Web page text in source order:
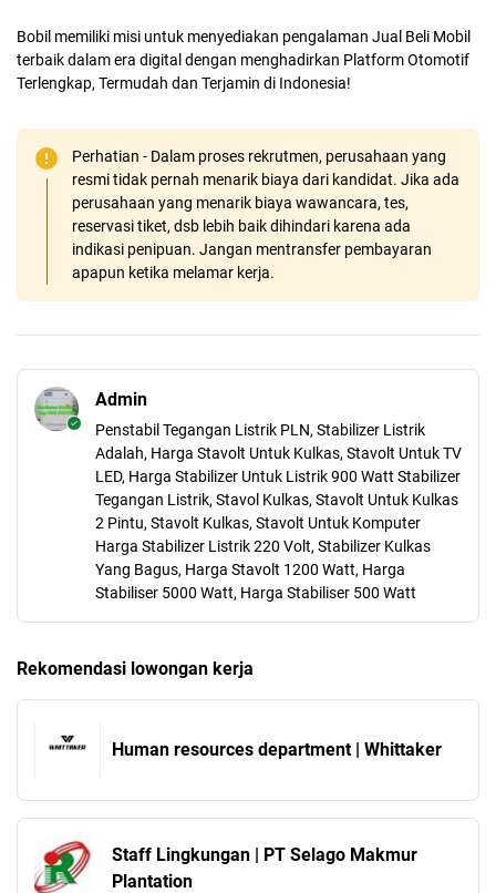
Bobil memiliki misi untuk menyediakan pengalaman Jual Beli Mobil
terbaik dalam era digital dengan menghadirkan Platform Otomotif
Terlengkap, Termudah dan Terjamin di Indonesia!
Perhatian - Dalam proses rekrutmen, perusahaan yang
resmi tidak pernah menarik biaya dari kandidat. Jika ada
perusahaan yang menarik biaya wawancara, tes,
reservasi tiket, dsb lebih baik dihindari karena ada
indikasi penipuan. Jangan mentransfer pembayaran
apapun ketika melamar kerja.
Admin
Penstabil Tegangan Listrik PLN, Stabilizer Listrik
Adalah, Harga Stavolt Untuk Kulkas, Stavolt Untuk TV
LED, Harga Stabilizer Untuk Listrik 900 Watt Stabilizer
Tegangan Listrik, Stavol Kulkas, Stavolt Untuk Kulkas
2 Pintu, Stavolt Kulkas, Stavolt Untuk Komputer
Harga Stabilizer Listrik 220 Volt, Stabilizer Kulkas
Yang Bagus, Harga Stavolt 1200 Watt, Harga
Stabiliser 5000 Watt, Harga Stabiliser 500 Watt
Rekomendasi lowongan kerja
Human resources department | Whittaker
Staff Lingkungan | PT Selago Makmur
Plantation